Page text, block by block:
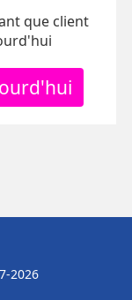
que client
2026